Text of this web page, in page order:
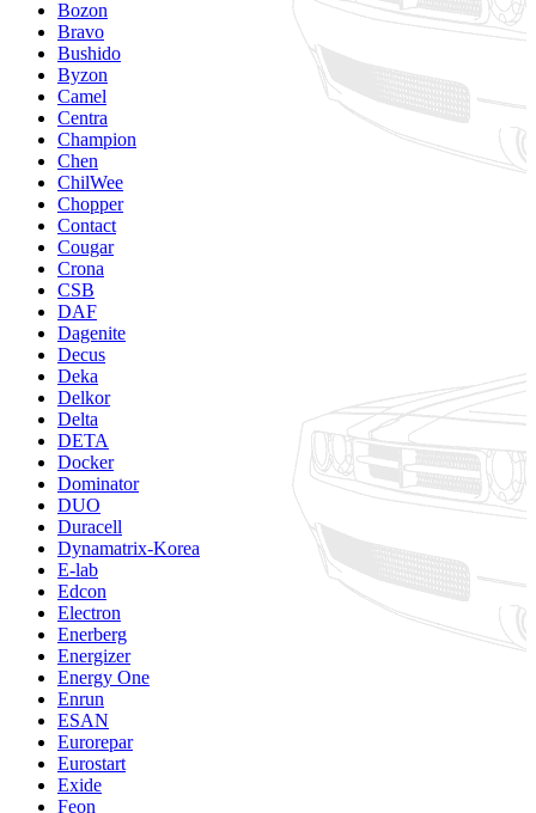
Bozon
Bravo
Bushido
Byzon
Camel
Centra
Champion
Chen
ChilWee
Chopper
Contact
Cougar
Crona
CSB
DAF
Dagenite
Decus
Deka
Delkor
Delta
DETA
Docker
Dominator
DUO
Duracell
Dynamatrix-Korea
E-lab
Edcon
Electron
Enerberg
Energizer
Energy One
Enrun
ESAN
Eurorepar
Eurostart
Exide
Feon